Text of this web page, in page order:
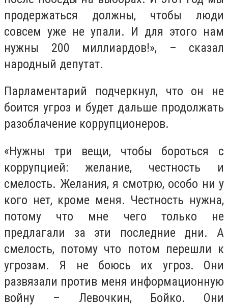
продержаться должны, чтобы люди
совсем уже не упали. И для этого нам
нужны 200 миллиардов!», – сказал
народный депутат.
Парламентарий подчеркнул, что он не
боится угроз и будет дальше продолжать
разоблачение коррупционеров.
«Нужны три вещи, чтобы бороться с
коррупцией: желание, честность и
смелость. Желания, я смотрю, особо ни у
кого нет, кроме меня. Честность нужна,
потому что мне чего только не
предлагали за эти последние дни. А
смелость, потому что потом перешли к
угрозам. Я не боюсь их угроз. Они
развязали против меня информационную
войну – Левочкин, Бойко. Они